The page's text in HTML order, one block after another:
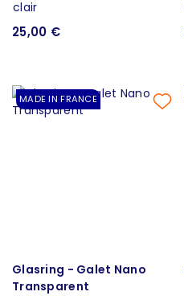
25,00 €
MADE IN FRANCE
Glasring - Galet Nano
Transparent